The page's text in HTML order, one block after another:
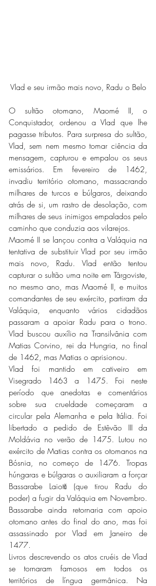
Vlad e seu irmão mais novo, Radu o Belo
O sultão otomano, Maomé II, o
Conquistador, ordenou a Vlad que lhe
pagasse tributos. Para surpresa do sultão,
Vlad, sem nem mesmo tomar ciência da
mensagem, capturou e empalou os seus
emissários. Em fevereiro de 1462,
invadiu território otomano, massacrando
milhares de turcos e búlgaros, deixando
atrás de si, um rastro de desolação, com
milhares de seus inimigos empalados pelo
caminho que conduzia aos vilarejos.
Maomé II se lançou contra a Valáquia na
tentativa de substituir Vlad por seu irmão
mais novo, Radu. Vlad então tentou
capturar o sultão uma noite em Târgoviste,
no mesmo ano, mas Maomé II, e muitos
comandantes de seu exército, partiram da
Valáquia, enquanto vários cidadãos
passaram a apoiar Radu para o trono.
Vlad buscou auxílio na Transilvânia com
Matias Corvino, rei da Hungria, no final
de 1462, mas Matias o aprisionou.
Vlad foi mantido em cativeiro em
Visegrado 1463 a 1475. Foi neste
período que anedotas e comentários
sobre sua crueldade começaram a
circular pela Alemanha e pela Itália. Foi
libertado a pedido de Estêvão III da
Moldávia no verão de 1475. Lutou no
exército de Matias contra os otomanos na
Bósnia, no começo de 1476. Tropas
húngaras e búlgaras o auxiliaram a forçar
Bassarabe Laiotă (que tirou Radu do
poder) a fugir da Valáquia em Novembro.
Bassarabe ainda retornaria com apoio
otomano antes do final do ano, mas foi
assassinado por Vlad em Janeiro de
1477.
Livros descrevendo os atos cruéis de Vlad
se tornaram famosos em todos os
territórios de língua germânica. Na